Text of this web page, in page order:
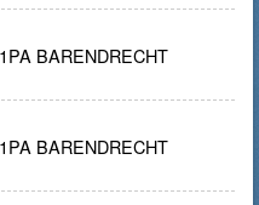
BARENDRECHT
BARENDRECHT